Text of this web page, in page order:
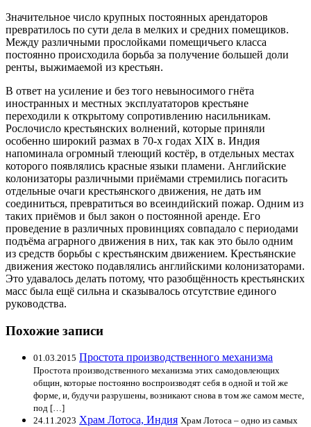
Значительное число крупных постоянных арендаторов
превратилось по сути дела в мелких и средних помещиков.
Между различными прослойками помещичьего класса
постоянно происходила борьба за получение большей доли
ренты, выжимаемой из крестьян.
В ответ на усиление и без того невыносимого гнёта
иностранных и местных эксплуататоров крестьяне
переходили к открытому сопротивлению насильникам.
Рослочисло крестьянских волнений, которые приняли
особенно широкий размах в 70-х годах XIX в. Индия
напоминала огромный тлеющий костёр, в отдельных местах
которого появлялись красные языки пламени. Английские
колонизаторы различными приёмами стремились погасить
отдельные очаги крестьянского движения, не дать им
соединиться, превратиться во всеиндийский пожар. Одним из
таких приёмов и был закон о постоянной аренде. Его
проведение в различных провинциях совпадало с периодами
подъёма аграрного движения в них, так как это было одним
из средств борьбы с крестьянским движением. Крестьянские
движения жестоко подавлялись английскими колонизаторами.
Это удавалось делать потому, что разобщённость крестьянских
масс была ещё сильна и сказывалось отсутствие единого
руководства.
Похожие записи
01.03.2015 Простота производственного механизма
Простота производственного механизма этих самодовлеющих
общин, которые постоянно воспроизводят себя в одной и той же
форме, и, будучи разрушены, возникают снова в том же самом месте,
под […]
24.11.2023 Храм Лотоса, Индия Храм Лотоса – одно из самых